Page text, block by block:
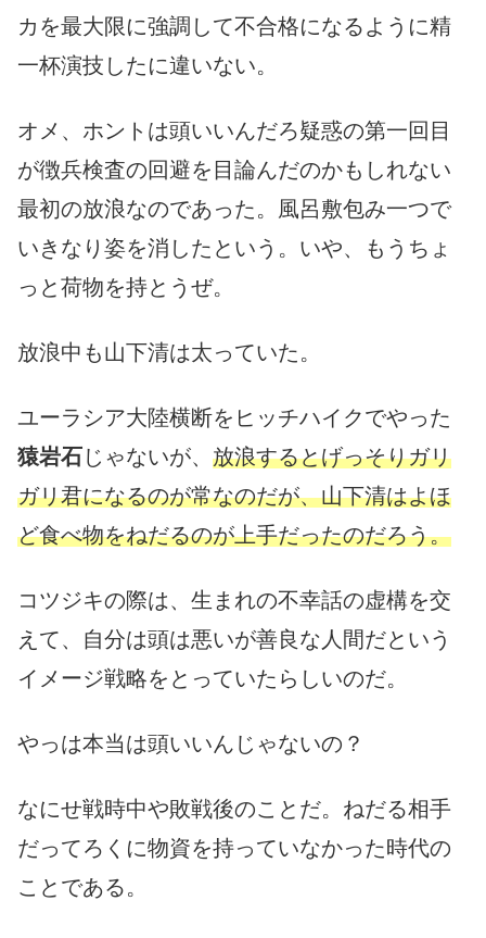
カを最大限に強調して不合格になるように精
一杯演技したに違いない。
オメ、ホントは頭いいんだろ疑惑の第一回目
が徴兵検査の回避を目論んだのかもしれない
最初の放浪なのであった。風呂敷包み一つで
いきなり姿を消したという。いや、もうちょ
っと荷物を持とうぜ。
放浪中も山下清は太っていた。
ユーラシア大陸横断をヒッチハイクでやった
猿岩石じゃないが、 放浪するとげっそりガリ
ガリ君になるのが常なのだが、山下清はよほ
ど食べ物をねだるのが上手だったのだろう。
コツジキの際は、生まれの不幸話の虚構を交
えて、自分は頭は悪いが善良な人間だという
イメージ戦略をとっていたらしいのだ。
やっは本当は頭いいんじゃないの？
なにせ戦時中や敗戦後のことだ。ねだる相手
だってろくに物資を持っていなかった時代の
ことである。